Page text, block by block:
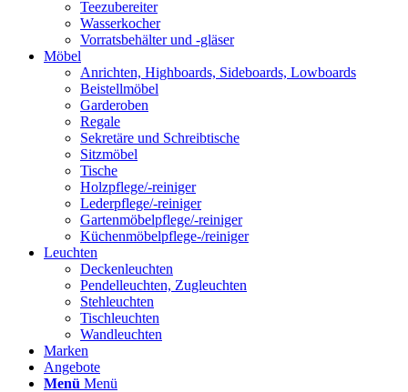
Teezubereiter
Wasserkocher
Vorratsbehälter und -gläser
Möbel
Anrichten, Highboards, Sideboards, Lowboards
Beistellmöbel
Garderoben
Regale
Sekretäre und Schreibtische
Sitzmöbel
Tische
Holzpflege/-reiniger
Lederpflege/-reiniger
Gartenmöbelpflege/-reiniger
Küchenmöbelpflege-/reiniger
Leuchten
Deckenleuchten
Pendelleuchten, Zugleuchten
Stehleuchten
Tischleuchten
Wandleuchten
Marken
Angebote
Menü Menü